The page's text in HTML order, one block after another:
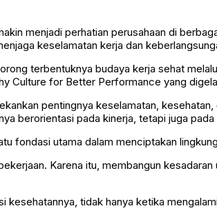
menjadi perhatian perusahaan di
keselamatan kerja dan
terbentuknya budaya kerja sehat
Culture for Better Performance yang
pentingnya keselamatan,
berorientasi pada kinerja, tetapi juga
fondasi utama dalam menciptakan
Karena itu, membangun
tidak hanya ketika